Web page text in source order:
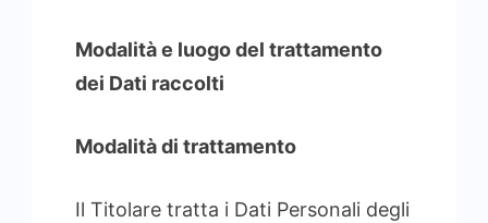
Modalità e luogo del trattamento
dei Dati raccolti
Modalità di trattamento
Il Titolare tratta i Dati Personali degli